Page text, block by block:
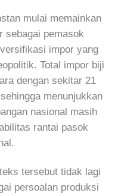
mulai memainkan
sebagai pemasok
impor yang
Total impor biji
dengan sekitar 21
menunjukkan
nasional masih
rantai pasok
tersebut tidak lagi
persoalan produksi